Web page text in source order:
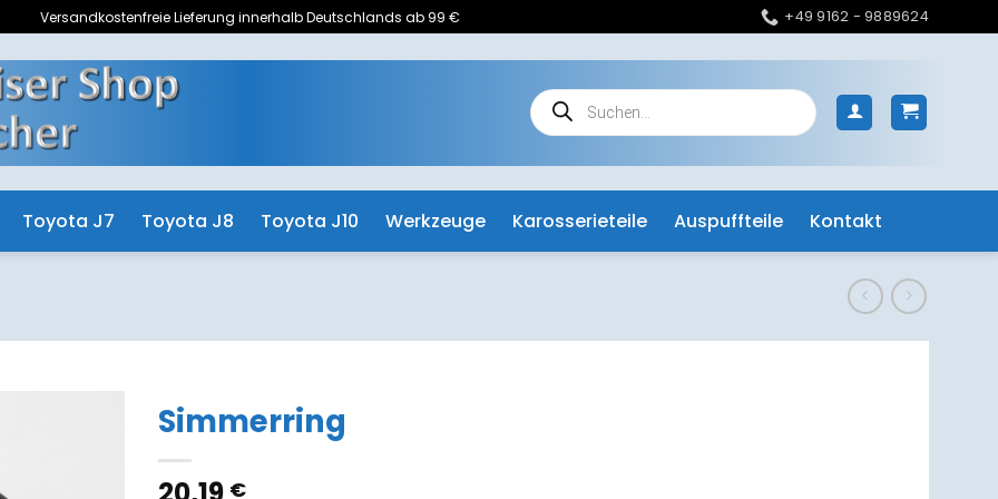
Versandkostenfreie Lieferung innerhalb Deutschlands ab 99 € +49 9162 - 9889624
Products
search
Toyota J7 Toyota J8 Toyota J10 Werkzeuge Karosserieteile Auspuffteile Kontakt
Simmerring
€